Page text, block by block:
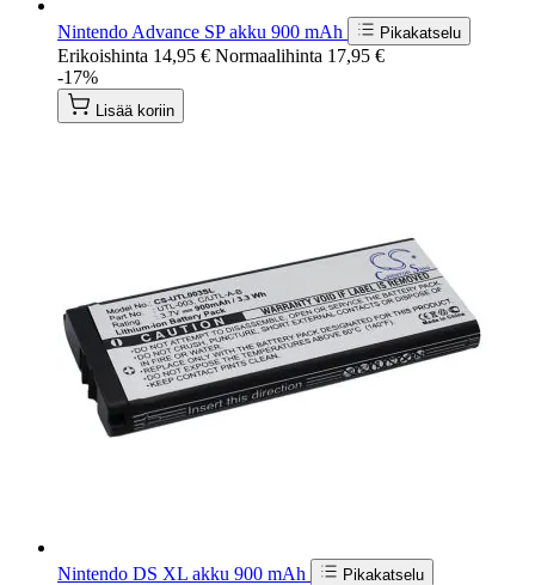
Nintendo Advance SP akku 900 mAh Pikakatselu
Erikoishinta 14,95 € Normaalihinta 17,95 €
-17%
Lisää koriin
Nintendo DS XL akku 900 mAh Pikakatselu